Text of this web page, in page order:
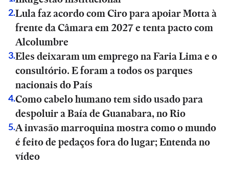
2.Lula faz acordo com Ciro para apoiar Motta à
frente da Câmara em 2027 e tenta pacto com
Alcolumbre
3.Eles deixaram um emprego na Faria Lima e o
consultório. E foram a todos os parques
nacionais do País
4.Como cabelo humano tem sido usado para
despoluir a Baía de Guanabara, no Rio
5.A invasão marroquina mostra como o mundo
é feito de pedaços fora do lugar; Entenda no
vídeo